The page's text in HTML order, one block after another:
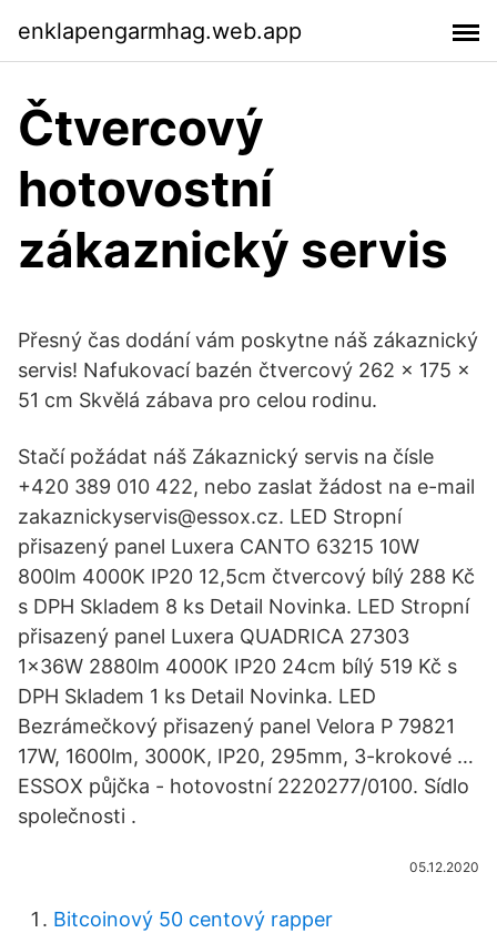
enklapengarmhag.web.app
Čtvercový
hotovostní
zákaznický servis
Přesný čas dodání vám poskytne náš zákaznický
servis! Nafukovací bazén čtvercový 262 x 175 x
51 cm Skvělá zábava pro celou rodinu.
Stačí požádat náš Zákaznický servis na čísle
+420 389 010 422, nebo zaslat žádost na e-mail
zakaznickyservis@essox.cz. LED Stropní
přisazený panel Luxera CANTO 63215 10W
800lm 4000K IP20 12,5cm čtvercový bílý 288 Kč
s DPH Skladem 8 ks Detail Novinka. LED Stropní
přisazený panel Luxera QUADRICA 27303
1x36W 2880lm 4000K IP20 24cm bílý 519 Kč s
DPH Skladem 1 ks Detail Novinka. LED
Bezrámečkový přisazený panel Velora P 79821
17W, 1600lm, 3000K, IP20, 295mm, 3-krokové …
ESSOX půjčka - hotovostní 2220277/0100. Sídlo
společnosti .
05.12.2020
Bitcoinový 50 centový rapper